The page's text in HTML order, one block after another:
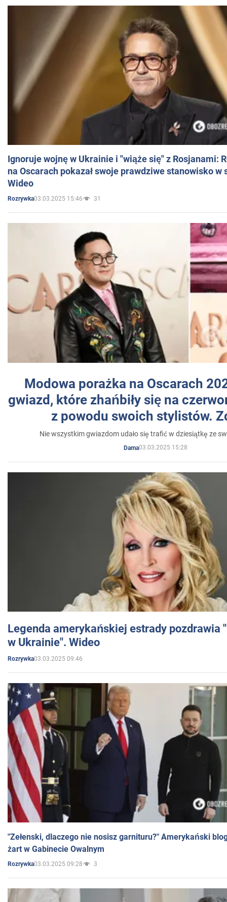
Ignoruje wojnę w Ukrainie i "wiąże się" z Rosjanami:
na Oscarach pokazał swoje prawdziwe stanowisko w
Wideo
Rozrywka03.03.2025 15:46 31
Modowa porażka na Oscarach
gwiazd, które zhańbiły się na
z powodu swoich stylistów.
Nie wszystkim gwiazdom udało się trafić w dziesiątkę ze
Dama03.03.2025 15:28
Legenda amerykańskiej estrady pozdrawia
w Ukrainie". Wideo
Rozrywka03.03.2025 09:46
"Zełenski, dlaczego nie nosisz garnituru?" Amerykański
żart w Gabinecie Owalnym
Rozrywka03.03.2025 09:28 3